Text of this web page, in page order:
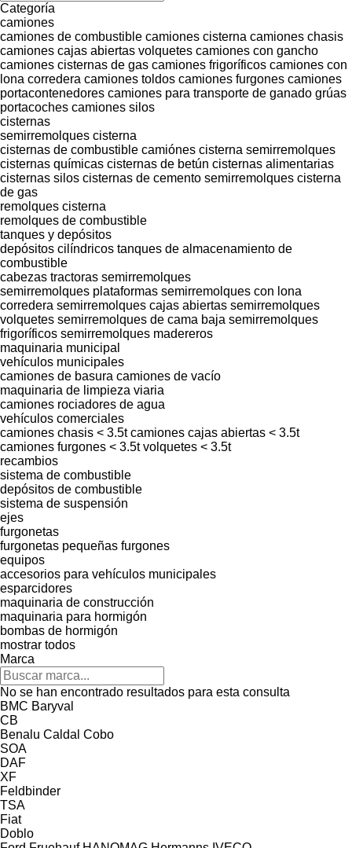
Categoría
camiones
camiones de combustible camiones cisterna camiones chasis
camiones cajas abiertas volquetes camiones con gancho
camiones cisternas de gas camiones frigoríficos camiones con
lona corredera camiones toldos camiones furgones camiones
portacontenedores camiones para transporte de ganado grúas
portacoches camiones silos
cisternas
semirremolques cisterna
cisternas de combustible camiónes cisterna semirremolques
cisternas químicas cisternas de betún cisternas alimentarias
cisternas silos cisternas de cemento semirremolques cisterna
de gas
remolques cisterna
remolques de combustible
tanques y depósitos
depósitos cilíndricos tanques de almacenamiento de
combustible
cabezas tractoras semirremolques
semirremolques plataformas semirremolques con lona
corredera semirremolques cajas abiertas semirremolques
volquetes semirremolques de cama baja semirremolques
frigoríficos semirremolques madereros
maquinaria municipal
vehículos municipales
camiones de basura camiones de vacío
maquinaria de limpieza viaria
camiones rociadores de agua
vehículos comerciales
camiones chasis < 3.5t camiones cajas abiertas < 3.5t
camiones furgones < 3.5t volquetes < 3.5t
recambios
sistema de combustible
depósitos de combustible
sistema de suspensión
ejes
furgonetas
furgonetas pequeñas furgones
equipos
accesorios para vehículos municipales
esparcidores
maquinaria de construcción
maquinaria para hormigón
bombas de hormigón
mostrar todos
Marca
No se han encontrado resultados para esta consulta
BMC Baryval
CB
Benalu Caldal Cobo
SOA
DAF
XF
Feldbinder
TSA
Fiat
Doblo